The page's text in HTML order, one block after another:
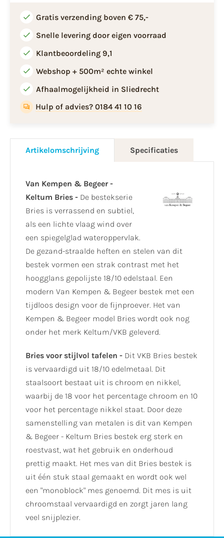
Gratis verzending boven € 75,-
Snelle levering door eigen voorraad
Klantbeoordeling 9,1
Webshop + 500m² echte winkel
Afhaalmogelijkheid in Sliedrecht
Hulp of advies? 0184 41 10 16
Artikelomschrijving Specificaties
Van Kempen & Begeer -
Keltum Bries - De bestekserie
Bries is verrassend en subtiel,
als een lichte vlaag wind over
een spiegelglad wateroppervlak.
De gezand-straalde heften en stelen van dit
bestek vormen een strak contrast met het
hoogglans gepolijste 18/10 edelstaal. Een
modern Van Kempen & Begeer bestek met een
tijdloos design voor de fijnproever. Het van
Kempen & Begeer model Bries wordt ook nog
onder het merk Keltum/VKB geleverd.
Bries voor stijlvol tafelen - Dit VKB Bries bestek
is vervaardigd uit 18/10 edelmetaal. Dit
staalsoort bestaat uit is chroom en nikkel,
waarbij de 18 voor het percentage chroom en 10
voor het percentage nikkel staat. Door deze
samenstelling van metalen is dit van Kempen
& Begeer - Keltum Bries bestek erg sterk en
roestvast, wat het gebruik en onderhoud
prettig maakt. Het mes van dit Bries bestek is
uit één stuk staal gemaakt en wordt ook wel
een "monoblock" mes genoemd. Dit mes is uit
chroomstaal vervaardigd en zorgt jaren lang
veel snijplezier.